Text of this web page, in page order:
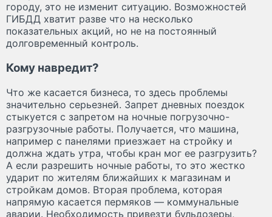
городу, это не изменит ситуацию. Возможностей
ГИБДД хватит разве что на несколько
показательных акций, но не на постоянный
долговременный контроль.
Кому навредит?
Что же касается бизнеса, то здесь проблемы
значительно серьезней. Запрет дневных поездок
стыкуется с запретом на ночные погрузочно-
разгрузочные работы. Получается, что машина,
например с панелями приезжает на стройку и
должна ждать утра, чтобы кран мог ее разгрузить?
А если разрешить ночные работы, то это жестко
ударит по жителям ближайших к магазинам и
стройкам домов. Вторая проблема, которая
напрямую касается пермяков — коммунальные
аварии. Необходимость привезти бульдозеры,